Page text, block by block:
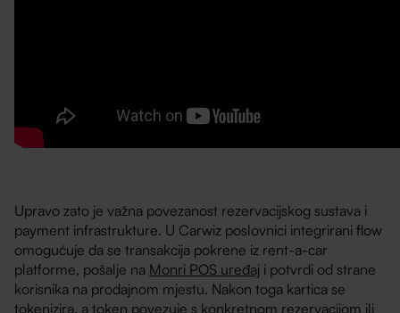
Upravo zato je važna povezanost rezervacijskog sustava i
payment infrastrukture. U Carwiz poslovnici integrirani flow
omogućuje da se transakcija pokrene iz rent-a-car
platforme, pošalje na Monri POS uređaj i potvrdi od strane
korisnika na prodajnom mjestu. Nakon toga kartica se
tokenizira, a token povezuje s konkretnom rezervacijom ili